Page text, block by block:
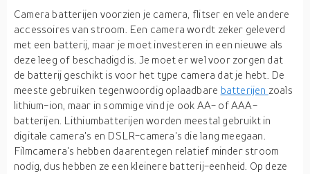
Camera batterijen voorzien je camera, flitser en vele andere
accessoires van stroom. Een camera wordt zeker geleverd
met een batterij, maar je moet investeren in een nieuwe als
deze leeg of beschadigd is. Je moet er wel voor zorgen dat
de batterij geschikt is voor het type camera dat je hebt. De
meeste gebruiken tegenwoordig oplaadbare batterijen zoals
lithium-ion, maar in sommige vind je ook AA- of AAA-
batterijen. Lithiumbatterijen worden meestal gebruikt in
digitale camera's en DSLR-camera's die lang meegaan.
Filmcamera's hebben daarentegen relatief minder stroom
nodig, dus hebben ze een kleinere batterij-eenheid. Op deze